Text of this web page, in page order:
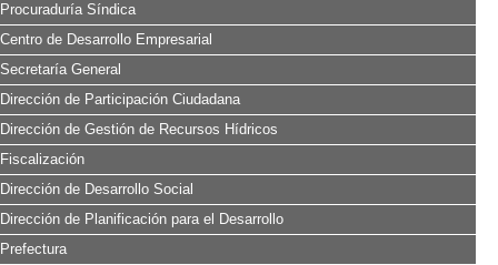
Procuraduría Síndica
Centro de Desarrollo Empresarial
Secretaría General
Dirección de Participación Ciudadana
Dirección de Gestión de Recursos Hídricos
Fiscalización
Dirección de Desarrollo Social
Dirección de Planificación para el Desarrollo
Prefectura